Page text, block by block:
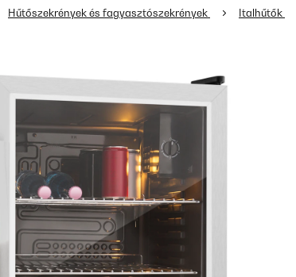
Hűtőszekrények és fagyasztószekrények Italhűtők